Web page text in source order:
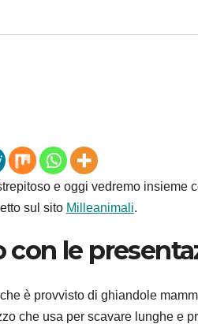
e oggi vedremo insieme
sul sito Milleanimali.
con le
è provvisto di ghiandole
che usa per scavare lunghe e